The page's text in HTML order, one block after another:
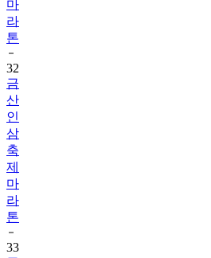
톤
32
금
산
인
삼
축
제
마
라
톤
33
금
산